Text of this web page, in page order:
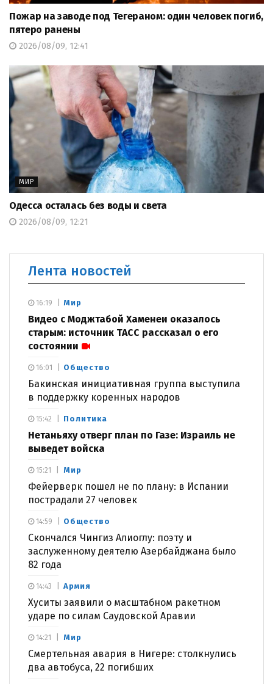
Пожар на заводе под Тегераном: один человек погиб,
пятеро ранены
2026/08/09, 12:41
МИР
Одесса осталась без воды и света
2026/08/09, 12:21
Лента новостей
Мир
Видео с Моджтабой Хаменеи оказалось
старым: источник ТАСС рассказал о его
состоянии
16:19
Общество
Бакинская инициативная группа выступила
в поддержку коренных народов
16:01
Политика
Нетаньяху отверг план по Газе: Израиль не
выведет войска
15:42
Мир
Фейерверк пошел не по плану: в Испании
пострадали 27 человек
15:21
Общество
Скончался Чингиз Алиоглу: поэту и
заслуженному деятелю Азербайджана было
82 года
14:59
Армия
Хуситы заявили о масштабном ракетном
ударе по силам Саудовской Аравии
14:43
Мир
Смертельная авария в Нигере: столкнулись
два автобуса, 22 погибших
14:21